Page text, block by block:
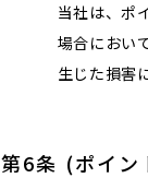
当社は、ポ
場合におい
生じた損害
第6条 (ポイン